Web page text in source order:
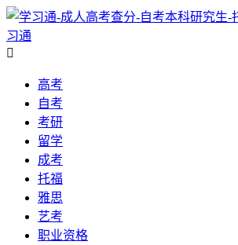
习通

高考
自考
考研
留学
成考
托福
雅思
艺考
职业资格